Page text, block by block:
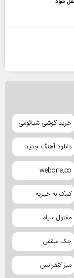
خرید گوشی شیائومی
دانلود آهنگ جدید
webone.co
کمک به خیریه
مفتول سیاه
جک سقفی
میز کنفرانس